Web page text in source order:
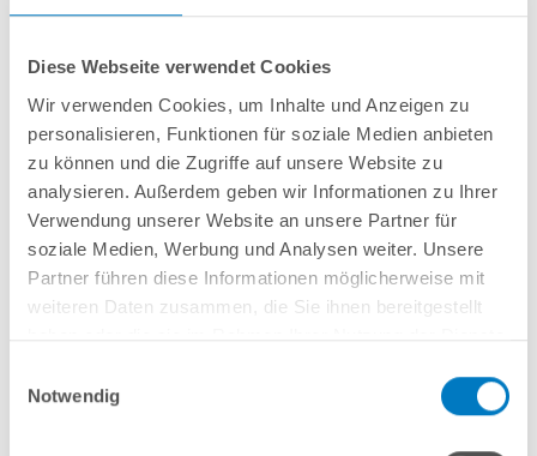
Diese Webseite verwendet Cookies
Wir verwenden Cookies, um Inhalte und Anzeigen zu
personalisieren, Funktionen für soziale Medien anbieten
zu können und die Zugriffe auf unsere Website zu
analysieren. Außerdem geben wir Informationen zu Ihrer
Verwendung unserer Website an unsere Partner für
soziale Medien, Werbung und Analysen weiter. Unsere
Partner führen diese Informationen möglicherweise mit
weiteren Daten zusammen, die Sie ihnen bereitgestellt
Notwendig
Stahlwand-RundbeckenPOOLSANAHQ-Made in Germany- bestehend
PVC-Poolfolie 0,8 mm mitEinhängebiese+Kombi-Spezialhandlauf aus
Kunststoff.
Als PLUS-Setinkl.:
Unterlegvlies 300 g/m²
Einbauskimmer und Einlaufdüse
SandfilteranlagePOOL SANA Pro Next 300 / SPECK PlusPump 5( Made
in Germany) inkl. Filtersand
Erdbeständiges PVC-Verrohrungsset PROFI 50 mm